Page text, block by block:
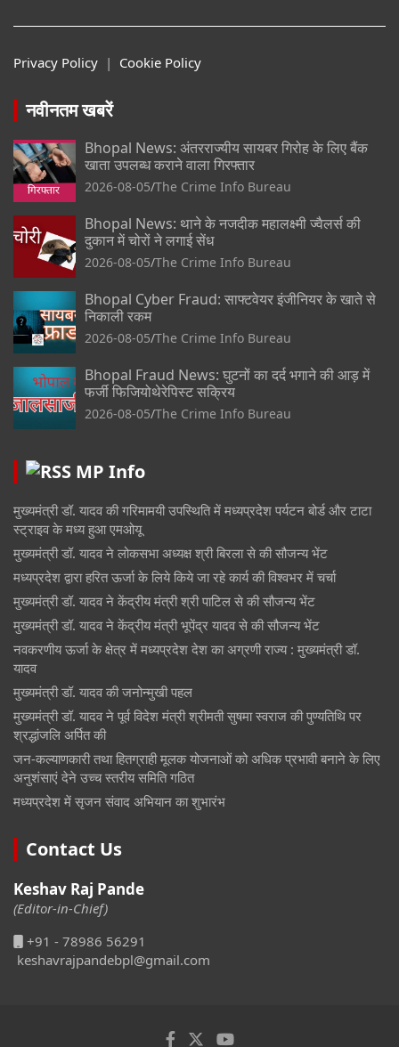
Privacy Policy | Cookie Policy
नवीनतम खबरें
Bhopal News: अंतरराज्यीय सायबर गिरोह के लिए बैंक
खाता उपलब्ध कराने वाला गिरफ्तार
2026-08-05 The Crime Info Bureau
Bhopal News: थाने के नजदीक महालक्ष्मी ज्वैलर्स की
दुकान में चोरों ने लगाई सेंध
2026-08-05 The Crime Info Bureau
Bhopal Cyber Fraud: साफ्टवेयर इंजीनियर के खाते से
निकाली रकम
2026-08-05 The Crime Info Bureau
Bhopal Fraud News: घुटनों का दर्द भगाने की आड़ में
फर्जी फिजियोथेरेपिस्ट सक्रिय
2026-08-05 The Crime Info Bureau
MP Info
मुख्यमंत्री डॉ. यादव की गरिमामयी उपस्थिति में मध्यप्रदेश पर्यटन बोर्ड और टाटा
स्ट्राइव के मध्य हुआ एमओयू
मुख्यमंत्री डॉ. यादव ने लोकसभा अध्यक्ष श्री बिरला से की सौजन्य भेंट
मध्यप्रदेश द्वारा हरित ऊर्जा के लिये किये जा रहे कार्य की विश्वभर में चर्चा
मुख्यमंत्री डॉ. यादव ने केंद्रीय मंत्री श्री पाटिल से की सौजन्य भेंट
मुख्यमंत्री डॉ. यादव ने केंद्रीय मंत्री भूपेंद्र यादव से की सौजन्य भेंट
नवकरणीय ऊर्जा के क्षेत्र में मध्यप्रदेश देश का अग्रणी राज्य : मुख्यमंत्री डॉ.
यादव
मुख्यमंत्री डॉ. यादव की जनोन्मुखी पहल
मुख्यमंत्री डॉ. यादव ने पूर्व विदेश मंत्री श्रीमती सुषमा स्वराज की पुण्यतिथि पर
श्रद्धांजलि अर्पित की
जन-कल्याणकारी तथा हितग्राही मूलक योजनाओं को अधिक प्रभावी बनाने के लिए
अनुशंसाएं देने उच्च स्तरीय समिति गठित
मध्यप्रदेश में सृजन संवाद अभियान का शुभारंभ
Contact Us
Keshav Raj Pande
(Editor-in-Chief)
+91 - 78986 56291
keshavrajpandebpl@gmail.com